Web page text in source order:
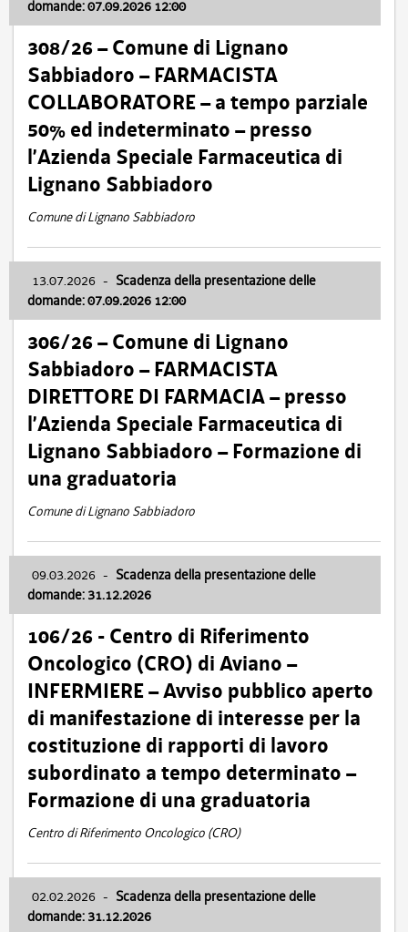
domande: 07.09.2026 12:00
308/26 – Comune di Lignano
Sabbiadoro – FARMACISTA
COLLABORATORE – a tempo parziale
50% ed indeterminato – presso
l’Azienda Speciale Farmaceutica di
Lignano Sabbiadoro
Comune di Lignano Sabbiadoro
13.07.2026 - Scadenza della presentazione delle
domande: 07.09.2026 12:00
306/26 – Comune di Lignano
Sabbiadoro – FARMACISTA
DIRETTORE DI FARMACIA – presso
l’Azienda Speciale Farmaceutica di
Lignano Sabbiadoro – Formazione di
una graduatoria
Comune di Lignano Sabbiadoro
09.03.2026 - Scadenza della presentazione delle
domande: 31.12.2026
106/26 - Centro di Riferimento
Oncologico (CRO) di Aviano –
INFERMIERE – Avviso pubblico aperto
di manifestazione di interesse per la
costituzione di rapporti di lavoro
subordinato a tempo determinato –
Formazione di una graduatoria
Centro di Riferimento Oncologico (CRO)
02.02.2026 - Scadenza della presentazione delle
domande: 31.12.2026